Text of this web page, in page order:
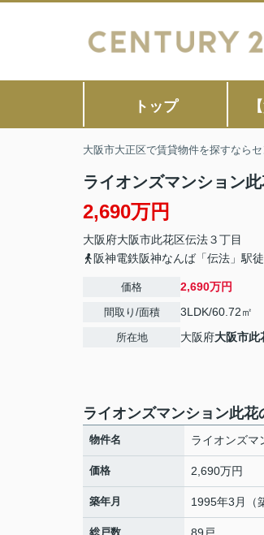
トップ
大阪市大正区で賃貸物件を探すなら
ライオンズマンション
2,690万円
大阪府大阪市此花区伝法３丁目
阪神電鉄阪神なんば「伝法」駅
価格 2,690万円
間取り/面積 3LDK/60.72㎡
所在地 大阪府大阪市此
ライオンズマンション此花
物件名 ライオンズマ
価格 2,690万円
築年月 1995年3月（
総戸数